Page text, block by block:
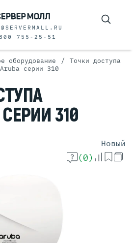
755-25-51
оборудование / Точки доступа
серии 310
СЕРИИ 310
Новый
(0)